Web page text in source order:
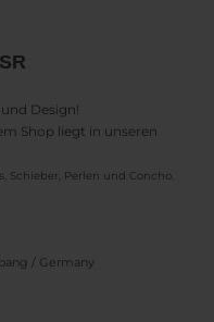
Design!
Shop liegt in unseren
Schieber, Perlen und Concho.
/ Germany